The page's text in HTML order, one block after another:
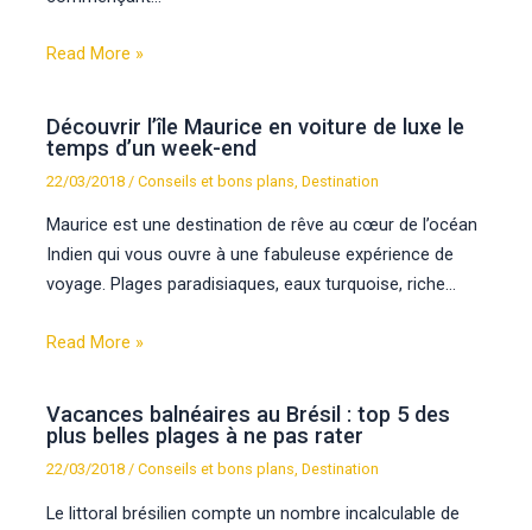
Read More »
Découvrir l’île Maurice en voiture de luxe le
temps d’un week-end
22/03/2018 /Conseils et bons plans ,Destination
Maurice est une destination de rêve au cœur de l’océan
Indien qui vous ouvre à une fabuleuse expérience de
voyage. Plages paradisiaques, eaux turquoise, riche…
Read More »
Vacances balnéaires au Brésil : top 5 des
plus belles plages à ne pas rater
22/03/2018/Conseils et bons plans,Destination
Le littoral brésilien compte un nombre incalculable de